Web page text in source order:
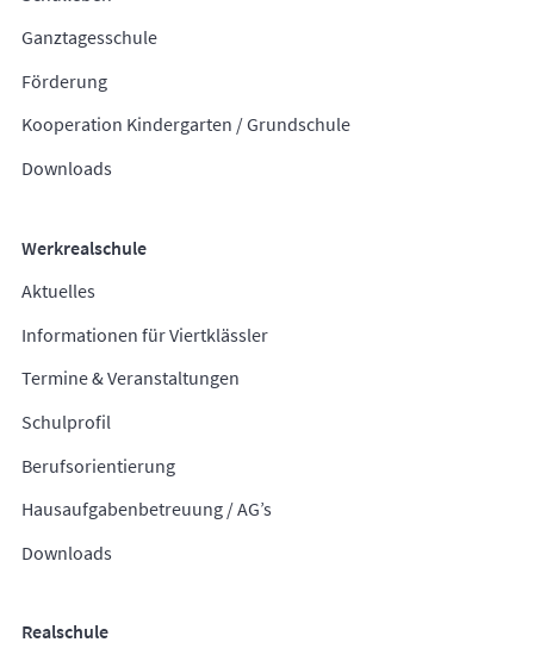
Ganztagesschule
Förderung
Kooperation Kindergarten / Grundschule
Downloads
Werkrealschule
Aktuelles
Informationen für Viertklässler
Termine & Veranstaltungen
Schulprofil
Berufsorientierung
Hausaufgabenbetreuung / AG’s
Downloads
Realschule